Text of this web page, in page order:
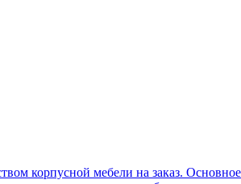
корпусной мебели на заказ.